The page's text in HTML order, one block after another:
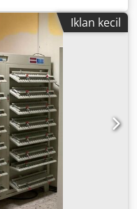
range: 30 to 135 Nm
166 mm Diameter: 51.2
2 (= rack version of
Aipsha Part
Number of screw
phases in a screw
memory: Torque +
up to 11,600 Screw
- Torque control with
torque monitoring -
with angle and
with torque and
- Hold torque /
Current plausibility 1 x
Iklan kecil